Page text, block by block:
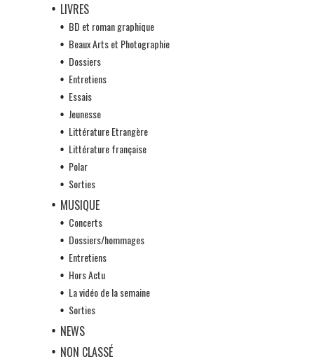
LIVRES
BD et roman graphique
Beaux Arts et Photographie
Dossiers
Entretiens
Essais
Jeunesse
Littérature Etrangère
Littérature française
Polar
Sorties
MUSIQUE
Concerts
Dossiers/hommages
Entretiens
Hors Actu
La vidéo de la semaine
Sorties
NEWS
NON CLASSÉ